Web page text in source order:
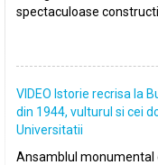
spectaculoase
VIDEO Istorie recrisa la
din 1944, vulturul si cei
Universitatii
Ansamblul monumental